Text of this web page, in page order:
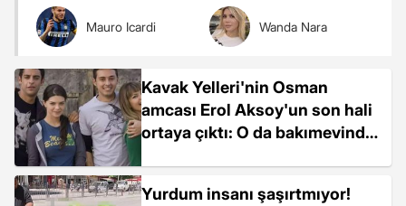
Mauro Icardi Wanda Nara
Kavak Yelleri'nin Osman
amcası Erol Aksoy'un son hali
ortaya çıktı: O da bakımevinde
Yurdum insanı şaşırtmıyor!